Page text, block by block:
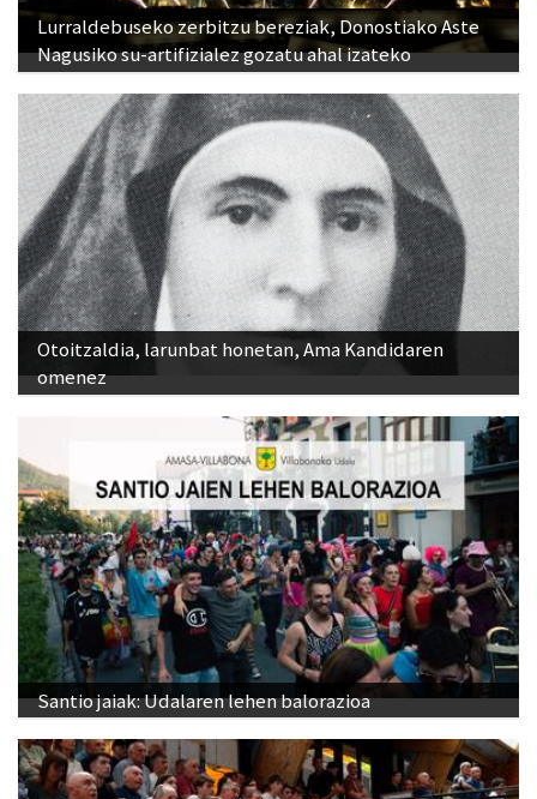
Lurraldebuseko zerbitzu bereziak, Donostiako Aste
Nagusiko su-artifizialez gozatu ahal izateko
Otoitzaldia, larunbat honetan, Ama Kandidaren
omenez
Santio jaiak: Udalaren lehen balorazioa